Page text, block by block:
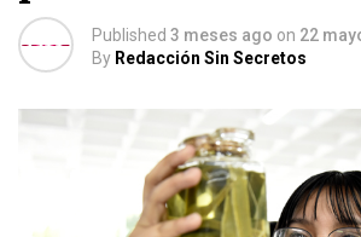
Published 3 meses ago on 22
By Redacción Sin Secretos